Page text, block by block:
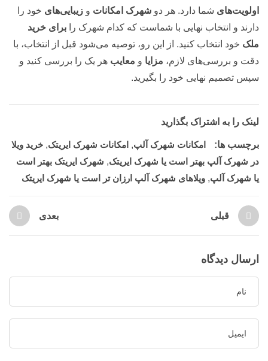
اولویت‌های شما دارد. هر دو شهرک امکانات و زیبایی‌های خود را
دارند و انتخاب نهایی با شماست که کدام شهرک را برای خرید
ملک خود انتخاب کنید. از این رو، توصیه می‌شود قبل از انتخاب، با
دقت و بررسی‌های لازم، مزایا و معایب هر یک را بررسی کنید و
سپس تصمیم نهایی خود را بگیرید.
لینک را به اشتراک بگذارید
برچسب ها: امکانات شهرک آلپ, امکانات شهرک ایریتک, خرید ویلا
در شهرک آلپ بهتر است یا شهرک ایریتک, شهرک ایریتک بهتر است
یا شهرک آلپ, ویلاهای شهرک آلپ ارزان تر است یا شهرک ایریتک
قبلی بعدی
ارسال دیدگاه